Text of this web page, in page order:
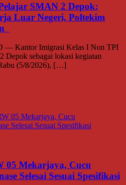
SMAN 2 Depok:
Luar Negeri, Poltekim
— Kantor Imigrasi Kelas I Non TPI
sebagai lokasi kegiatan
(5/8/2026), […]
05 Mekarjaya, Cucu
Selesai Sesuai Spesifikasi